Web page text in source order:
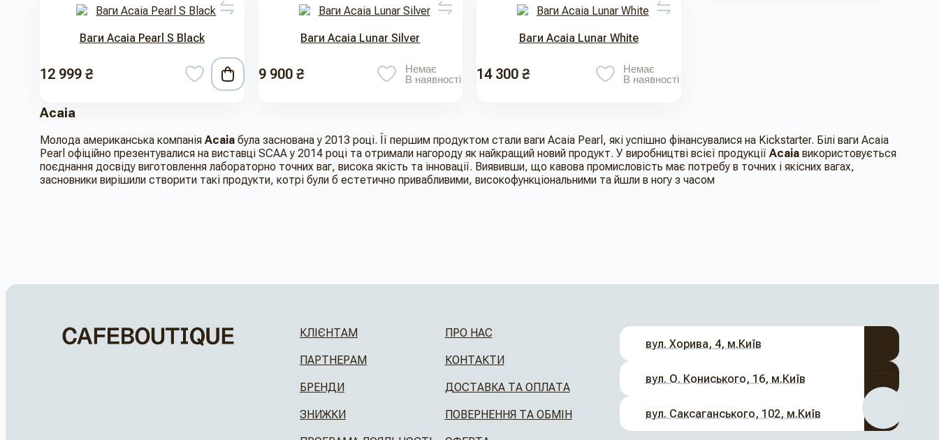
Ваги Acaia Pearl S Black
12 999 ₴
Ваги Acaia Lunar Silver
9 900 ₴
Немає
В наявності
Ваги Acaia Lunar White
14 300 ₴
Немає
В наявності
Acaia
Молода американська компанія Acaia була заснована у 2013 році. Її першим продуктом стали ваги Acaia Pearl, які успішно фінансувалися на Kickstarter. Білі ваги Acaia
Pearl офіційно презентувалися на виставці SCAA у 2014 році та отримали нагороду як найкращий новий продукт. У виробництві всієї продукції Acaia використовується
поєднання досвіду виготовлення лабораторно точних ваг, висока якість та інновації. Виявивши, що кавова промисловість має потребу в точних і якісних вагах,
засновники вирішили створити такі продукти, котрі були б естетично привабливими, високофункціональними та йшли в ногу з часом
КЛІЄНТАМ
ПАРТНЕРАМ
БРЕНДИ
ЗНИЖКИ
ПРО НАС
КОНТАКТИ
ДОСТАВКА ТА ОПЛАТА
ПОВЕРНЕННЯ ТА ОБМІН
вул. Хорива, 4, м.Київ
вул. О. Кониського, 16, м.Київ
вул. Саксаганського, 102, м.Київ